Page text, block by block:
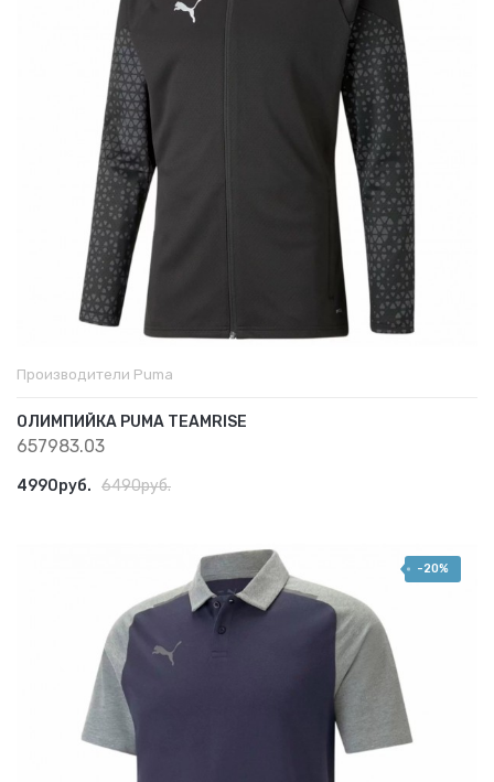
Производители Puma
ОЛИМПИЙКА PUMA TEAMRISE
657983.03
4990руб. 6490руб.
-20%